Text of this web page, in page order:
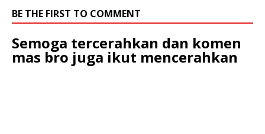
BE THE FIRST TO COMMENT
Semoga tercerahkan dan komen
mas bro juga ikut mencerahkan